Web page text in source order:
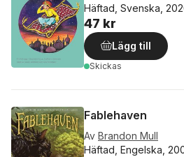
Häftad, Svenska,
47 kr
Lägg till
Skickas
Fablehaven
Av Brandon Mull
Häftad, Engelska,